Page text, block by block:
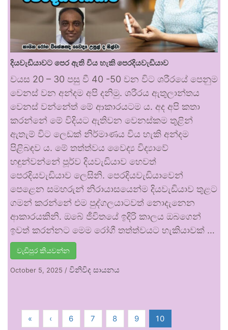
දියවැඩියාවට පෙර ඇති විය හැකි පෙරදියවැඩියාව
වයස 20 – 30 පසු වී 40 -50 වන විට ශරීරයේ පෙනුම
වෙනස් වන අන්දම අපි දනිමු. ශරීරය ඇතුලාන්තය
වෙනස් වන්නේත් මේ ආකාරයටම ය. අද අපි කතා
කරන්නේ මේ විදියට ඇතිවන වෙනස්කම තුළින්
ඇතැම් විට ලෙඩක් නිර්මාණය විය හැකි අන්දම
පිළිබඳව ය. මේ තත්ත්වය වෛද්‍ය විද්‍යාවේ
හඳුන්වන්නේ පූර්ව දියවැඩියාව හෙවත්
පෙරදියවැඩියාව ලෙසිනි. පෙරදියවැඩියාවෙන්
පෙළෙන සමහරුන් නිරායාසයෙන්ම දියවැඩියාව තුළට
ගමන් කරන්නේ එම පුද්ගලයාටවත් නොදැනෙන
ආකාරයකිනි. ඔබේ ජීවිතයේ ඉදිරි කාලය ඔබගෙන්
ඉවත් කරන්නට මෙම රෝගී තත්ත්වයට හැකියාවක් …
වැඩිපුර කියවන්න
October 5, 2025 / විනිවිද සායනය
« ‹ 6 7 8 9 10